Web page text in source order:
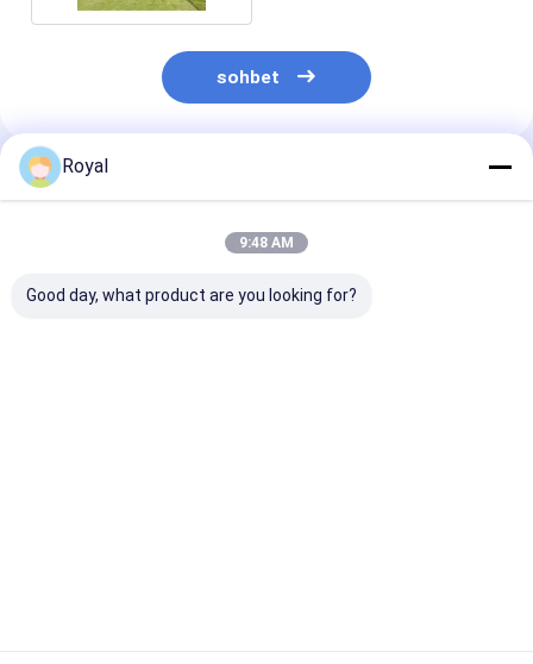
sohbet
Önerilen Ürünler
Royal
9:48 AM
Good day, what product are you looking for?